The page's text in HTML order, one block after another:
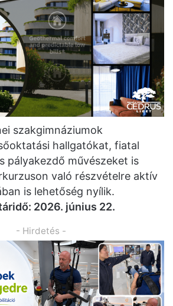
szakgimnáziumok
hallgatókat, fiatal
pályakezdő művészeket is
való részvételre aktív
is lehetőség nyílik.
2026. június 22.
- Hirdetés -